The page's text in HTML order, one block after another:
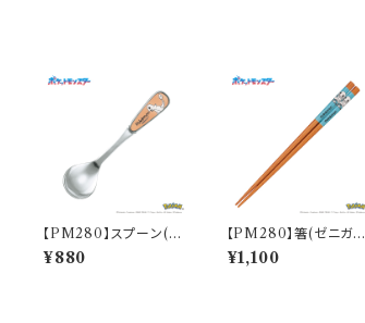
【PM280】スプーン(ヒ
トカゲ)【Daily Sketch】
PM282-850
¥880
【PM280】箸(ゼニガメ)
【Daily Sketch】PM2
83-840
¥1,100